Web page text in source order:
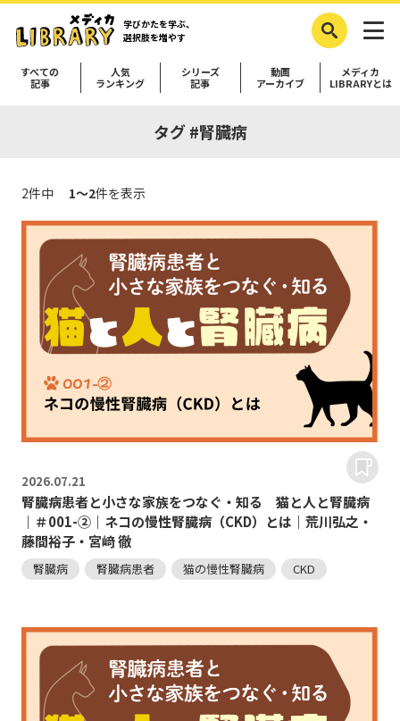
学びかたを学ぶ、
選択肢を増やす
すべての
記事
人気
ランキング
シリーズ
記事
動画
アーカイブ
メディカ
LIBRARYとは
タグ #腎臓病
2件中 1～2件を表示
2026.07.21
腎臓病患者と小さな家族をつなぐ・知る 猫と人と腎臓病
｜＃001-②｜ネコの慢性腎臓病（CKD）とは｜荒川弘之・
藤間裕子・宮﨑 徹
腎臓病 腎臓病患者 猫の慢性腎臓病 CKD